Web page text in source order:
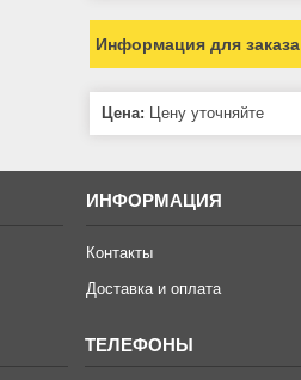
Информация для заказа
Цена: Цену уточняйте
ИНФОРМАЦИЯ
Контакты
Доставка и оплата